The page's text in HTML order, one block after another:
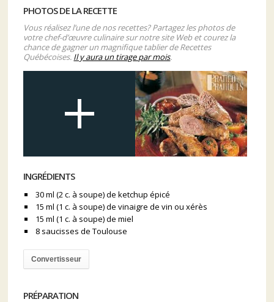
PHOTOS DE LA RECETTE
Vous réalisez l’une de nos recettes? Partagez les photos de
votre chef-d’œuvre culinaire sur notre site Web et courez la
chance de gagner un magnifique tablier de Recettes
Québécoises. Il y aura un tirage par mois.
INGRÉDIENTS
30 ml (2 c. à soupe) de ketchup épicé
15 ml (1 c. à soupe) de vinaigre de vin ou xérès
15 ml (1 c. à soupe) de miel
8 saucisses de Toulouse
Convertisseur
PRÉPARATION